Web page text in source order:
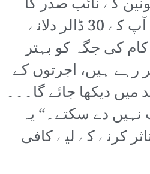
کے نائب صدر کا
کہنا تھا، ”ہم یہاں آپ کے 30 ڈالر دلانے
کی جگہ کو بہتر
ہیں، اجرتوں کے
میں دیکھا جائے گا۔۔۔
دے سکتے۔“ یہ
کرنے کے لیے کافی